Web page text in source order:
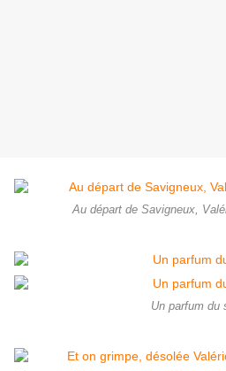
Au départ de Savigneux,
Un parfum du